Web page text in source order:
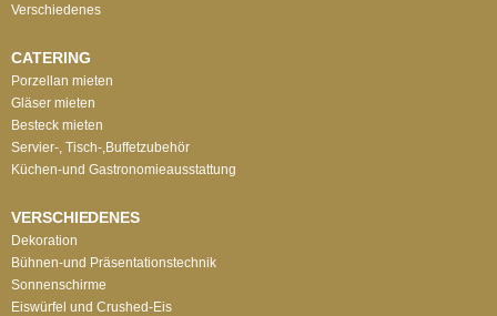
Verschiedenes
CATERING
Porzellan mieten
Gläser mieten
Besteck mieten
Servier-, Tisch-,Buffetzubehör
Küchen-und Gastronomieausstattung
VERSCHIEDENES
Dekoration
Bühnen-und Präsentationstechnik
Sonnenschirme
Eiswürfel und Crushed-Eis